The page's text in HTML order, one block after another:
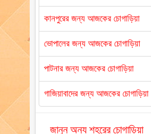
কানপুরের জন্য আজকের চোগাড়িয়া
ভোপালের জন্য আজকের চোগাড়িয়া
পাটনার জন্য আজকের চোগাড়িয়া
গাজিয়াবাদের জন্য আজকের চোগাড়িয়া
জানুন অন্য শহরের চোগাড়িয়া